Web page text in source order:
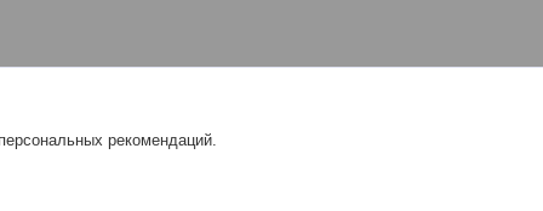
рекомендаций.